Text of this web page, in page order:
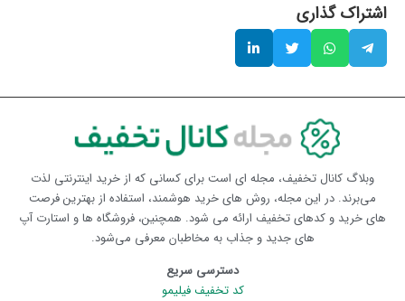
اشتراک گذاری
وبلاگ کانال تخفیف، مجله ای است برای کسانی که از خرید اینترنتی لذت
می‌برند. در این مجله، روش های خرید هوشمند، استفاده از بهترین فرصت
های خرید و کدهای تخفیف ارائه می شود. همچنین، فروشگاه ها و استارت آپ
های جدید و جذاب به مخاطبان معرفی می‌شود.
دسترسی سریع
کد تخفیف فیلیمو